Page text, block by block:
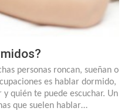
personas roncan, sueñan o
es hablar dormido,
y quién te puede escuchar. Un
que suelen hablar…